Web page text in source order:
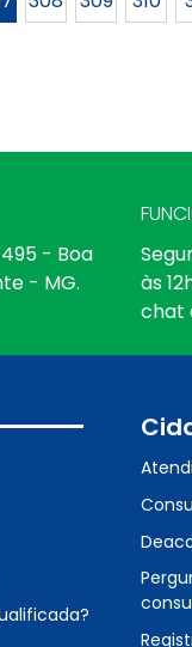
- Boa
- MG.
às
chat